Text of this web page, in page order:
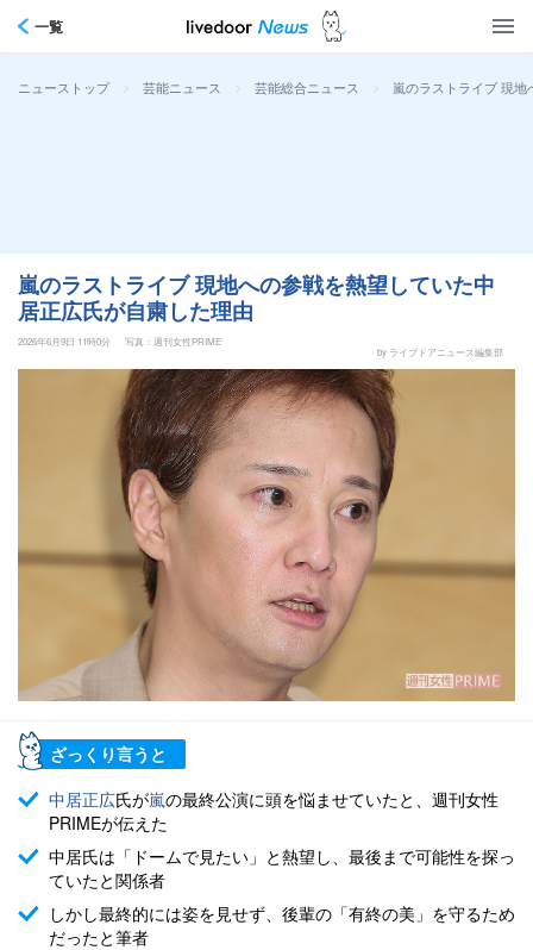
一覧
ニューストップ > 芸能ニュース > 芸能総合ニュース > 嵐のラストライブ 現
嵐のラストライブ 現地への参戦を熱望していた中
居正広氏が自粛した理由
2026年6月9日 11時0分
写真：週刊女性PRIME
by ライブドアニュース編集部
ざっくり言うと
中居正広氏が嵐の最終公演に頭を悩ませていたと、週刊女性
PRIMEが伝えた
中居氏は「ドームで見たい」と熱望し、最後まで可能性を探っ
ていたと関係者
しかし最終的には姿を見せず、後輩の「有終の美」を守るため
だったと筆者